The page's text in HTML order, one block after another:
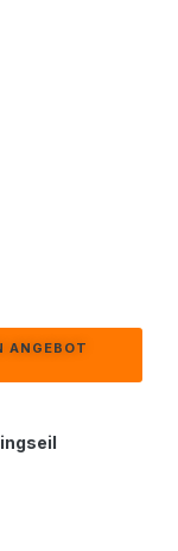
ANGEBOT